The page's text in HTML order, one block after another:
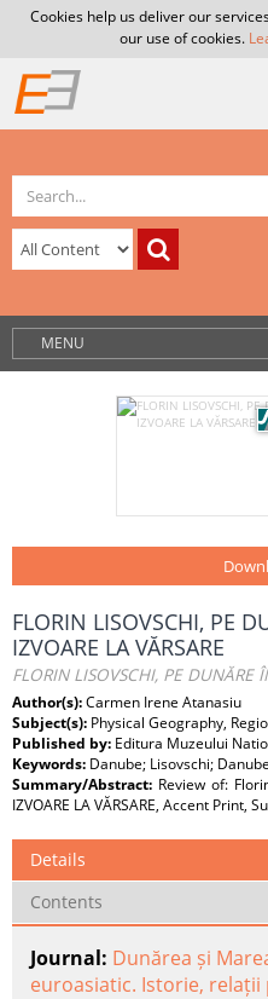
Cookies help us deliver our
our use of cookies.
MENU
FLORIN LISOVSCHI, PE
IZVOARE LA VĂRSARE
FLORIN LISOVSCHI, PE DUNĂRE
Author(s):Carmen Irene Atanasiu
Subject(s): Physical Geography,
Published by: Editura Muzeului
Keywords: Danube; Lisovschi;
Summary/Abstract: Review of:
IZVOARE LA VĂRSARE, Accent Print,
Details
Contents
Journal: Dunărea și
euroasiatic. Istorie,